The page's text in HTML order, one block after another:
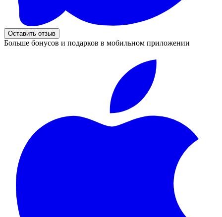
Оставить отзыв
Больше бонусов и подарков в мобильном приложении